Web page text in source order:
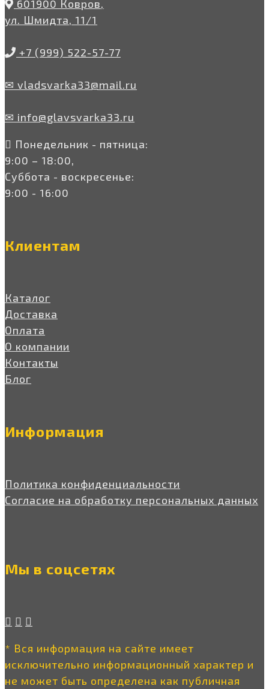
601900 Ковров,
ул. Шмидта, 11/1
+7 (999) 522-57-77
✉ vladsvarka33@mail.ru
✉ info@glavsvarka33.ru
Понедельник - пятница:
9:00 – 18:00,
Суббота - воскресенье:
9:00 - 16:00
Клиентам
Каталог
Доставка
Оплата
О компании
Контакты
Блог
Информация
Политика конфиденциальности
Согласие на обработку персональных данных
Мы в соцсетях
* Вся информация на сайте имеет
исключительно информационный характер и
не может быть определена как публичная